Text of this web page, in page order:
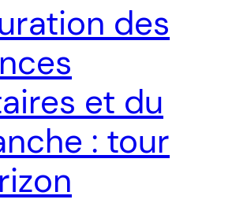
des
et du
: tour